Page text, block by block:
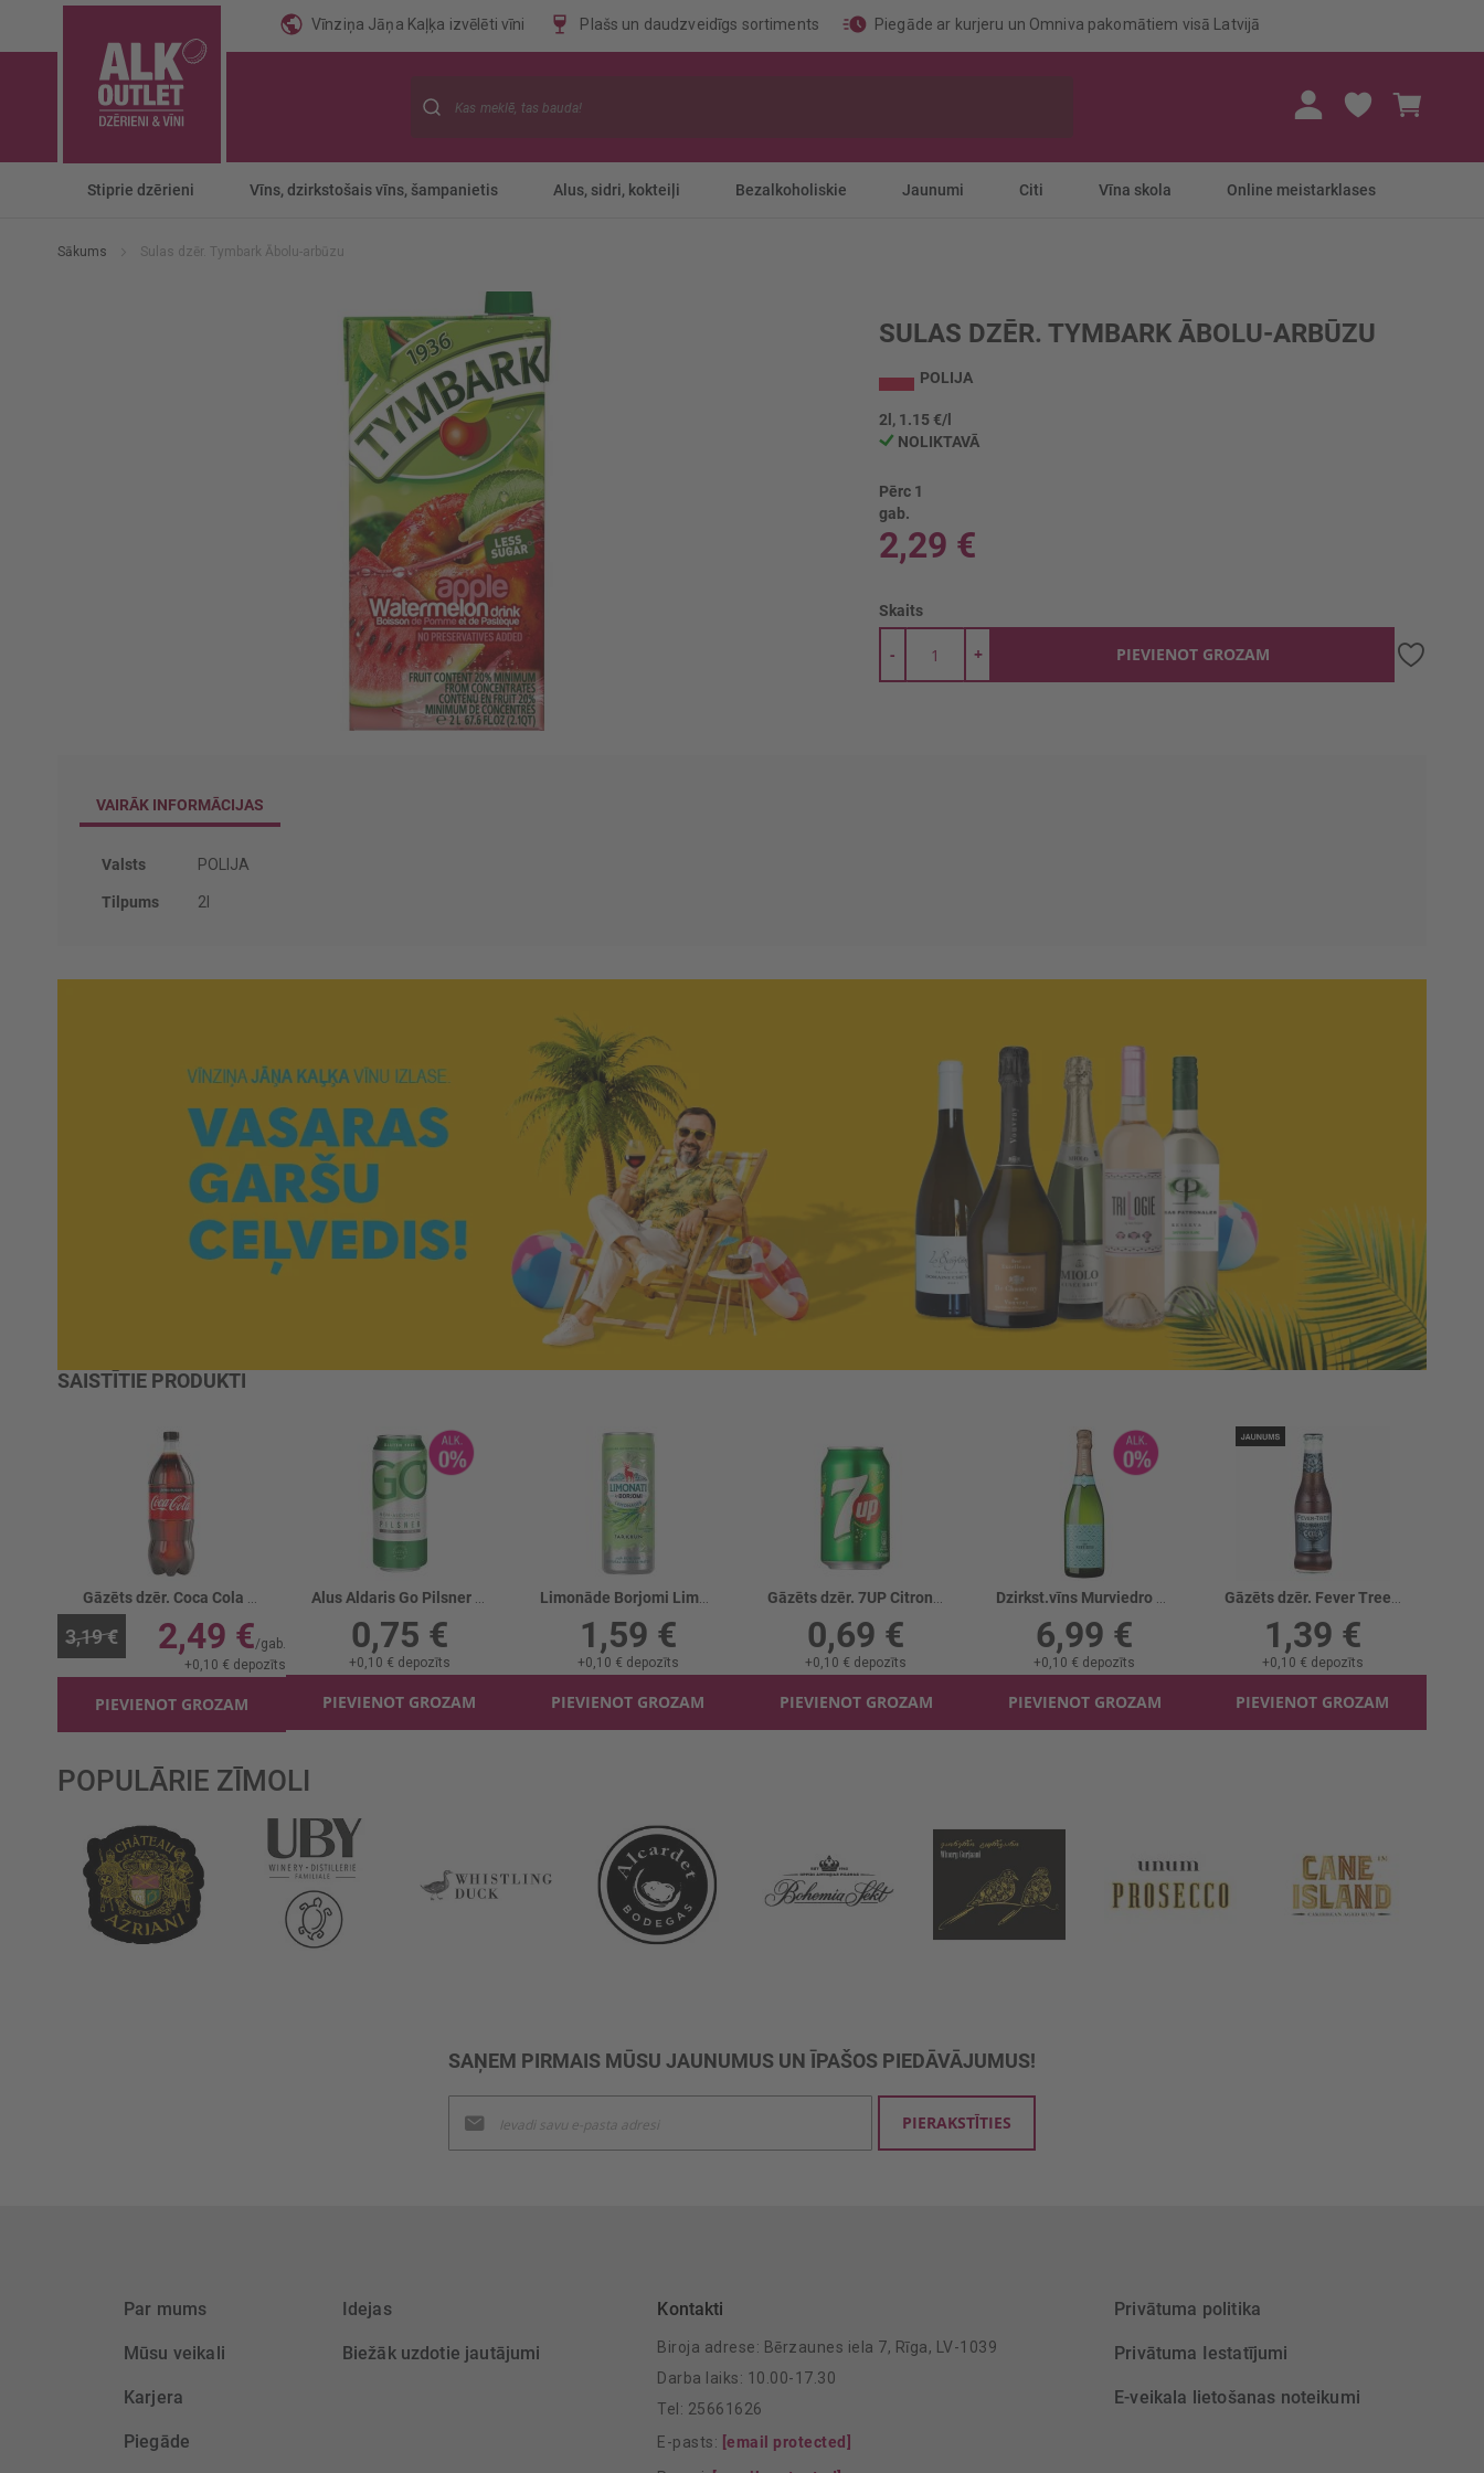
Vīnziņa Jāņa Kaļķa izvēlēti vīni Plašs un daudzveidīgs sortiments Piegāde ar kurjeru un Omniva pakomātiem visā Latvijā
Stiprie dzērieni Vīns, dzirkstošais vīns, šampanietis Alus, sidri, kokteiļi Bezalkoholiskie Jaunumi Citi Vīna skola Online meistarklases
Sākums Sulas dzēr. Tymbark Ābolu-arbūzu
SULAS DZĒR. TYMBARK ĀBOLU-ARBŪZU
sākumu
POLIJA
2l, 1.15 €/l
NOLIKTAVĀ
Pērc 1
gab.
2,29 €
Skaits
+
- PIEVIENOT GROZAM
VAIRĀK INFORMĀCIJAS
Vairāk
Valsts POLIJA
Tilpums 2l
SAISTĪTIE PRODUKTI
Gāzēts dzēr. Coca Cola Zero gāzēts
3,19 € 2,49 €
+0,10 € depozīts
PIEVIENOT GROZAM
Alus Aldaris Go Pilsner gaišais b/a skārd.
0,75 €
+0,10 € depozīts
PIEVIENOT GROZAM
Limonāde Borjomi Limonati Tarhuns
1,59 €
+0,10 € depozīts
PIEVIENOT GROZAM
Gāzēts dzēr. 7UP Citronu/laima
0,69 €
+0,10 € depozīts
PIEVIENOT GROZAM
Dzirkst.vīns Murviedro B/a 0%
6,99 €
+0,10 € depozīts
PIEVIENOT GROZAM
Gāzēts dzēr. Fever Tree Madagascan Cola
1,39 €
+0,10 € depozīts
PIEVIENOT GROZAM
POPULĀRIE ZĪMOLI
SAŅEM PIRMAIS MŪSU JAUNUMUS UN ĪPAŠOS PIEDĀVĀJUMUS!
jaunumu
saņemšanai:
PIERAKSTĪTIES
Par mums
Mūsu veikali
Karjera
Piegāde
Idejas
Biežāk uzdotie jautājumi
Kontakti
Biroja adrese: Bērzaunes iela 7, Rīga, LV-1039
Darba laiks: 10.00-17.30
Tel: 25661626
E-pasts: [email protected]
Privātuma politika
Privātuma Iestatījumi
E-veikala lietošanas noteikumi